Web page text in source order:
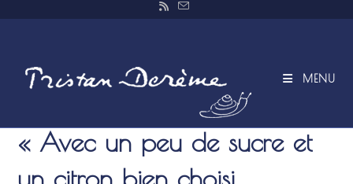
to
MENU
« Avec un peu de sucre et